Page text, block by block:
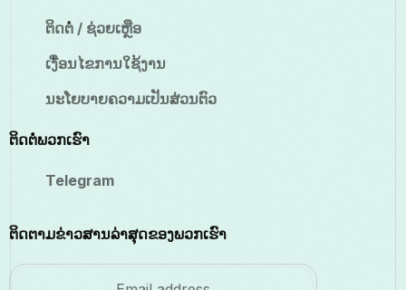
ຕິດຕໍ່ / ຊ່ວຍເຫຼືອ
ເງື່ອນໄຂການໃຊ້ງານ
ນະໂຍບາຍຄວາມເປັນສ່ວນຕົວ
ຕິດຕໍ່ພວກເຮົາ
Telegram
ຕິດຕາມຂ່າວສານລ່າສຸດຂອງພວກເຮົາ